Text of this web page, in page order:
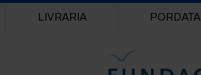
LIVRARIA PORDATA